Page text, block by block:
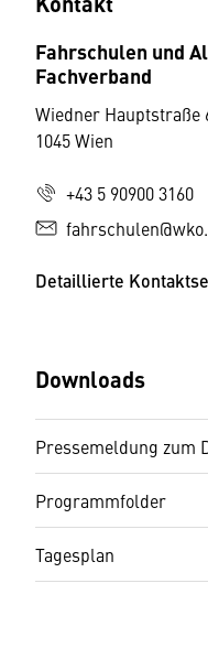
Fahrschulen und
Fachverband
Wiedner Hauptstraße
1045 Wien
+43 5 90900 3160
Detaillierte
Downloads
Pressemeldung zum
Programmfolder
Tagesplan